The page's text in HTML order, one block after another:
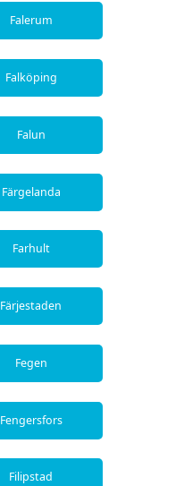
Falerum
Falköping
Falun
Färgelanda
Farhult
Färjestaden
Fegen
Fengersfors
Filipstad